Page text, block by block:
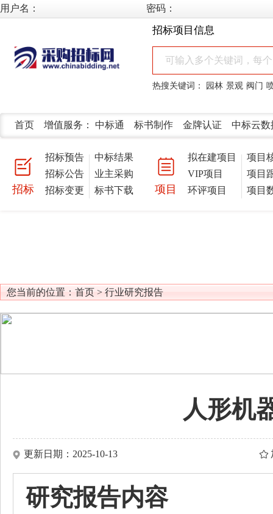
用户名： 密码：
招标项目信息
热搜关键词： 园林 景观 阀门
首页 增值服务： 中标通 标书制作 金牌认证 中标云数
招标
招标预告
招标公告
招标变更
中标结果
业主采购
标书下载
项目
拟在建项目
VIP项目
环评项目
项目
项目
项目
您当前的位置： 首页 > 行业研究报告
人形机
更新日期：2025-10-13
研究报告内容